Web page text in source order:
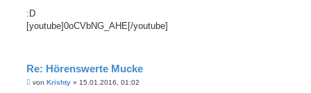
i
r
:D
[youtube]0oCVbNG_AHE[/youtube]
Re: Hörenswerte Mucke
Bvon Krishty » 15.01.2016, 01:02